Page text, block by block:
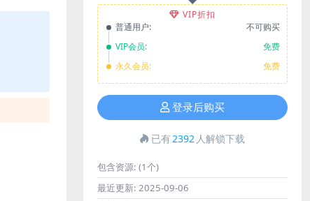
VIP折扣
普通用户:
不可购买
VIP会员:
免费
永久会员:
免费
登录后购买
已有2392 人解锁下载
包含资源: (1个)
最近更新: 2025-09-06